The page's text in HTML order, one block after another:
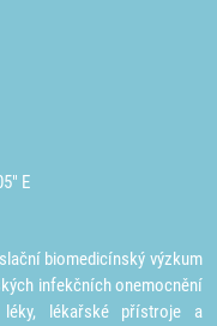
E
biomedicínský výzkum
infekčních onemocnění
lékařské přístroje a